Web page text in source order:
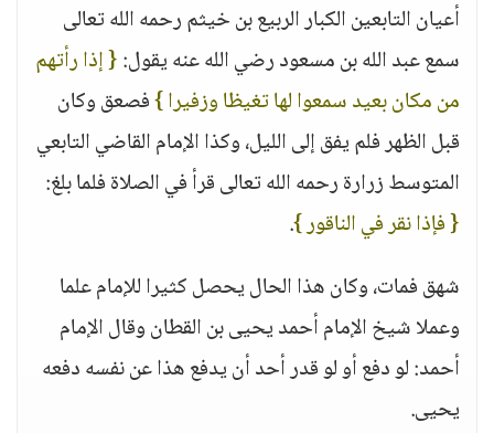
أعيان التابعين الكبار الربيع بن خيثم رحمه الله تعالى
سمع عبد الله بن مسعود رضي الله عنه يقول:{ إذا رأتهم
من مكان بعيد سمعوا لها تغيظا وزفيرا }فصعق وكان
قبل الظهر فلم يفق إلى الليل، وكذا الإمام القاضي التابعي
المتوسط زرارة رحمه الله تعالى قرأ في الصلاة فلما بلغ:
{ فإذا نقر في الناقور }.
شهق فمات، وكان هذا الحال يحصل كثيرا للإمام علما
وعملا شيخ الإمام أحمد يحيى بن القطان وقال الإمام
أحمد: لو دفع أو لو قدر أحد أن يدفع هذا عن نفسه دفعه
يحيى.